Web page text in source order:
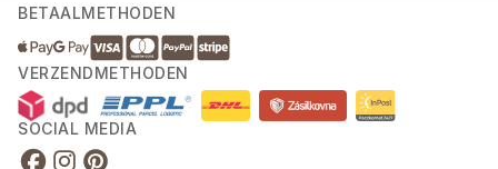
BETAALMETHODEN
VERZENDMETHODEN
SOCIAL MEDIA